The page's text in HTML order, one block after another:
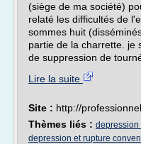
(siège de ma société)
relaté les difficultés de
sommes huit
partie de la charrette. je
de suppression de
Lire la suite
Site : http://
Thèmes liés : depression
depression et rupture